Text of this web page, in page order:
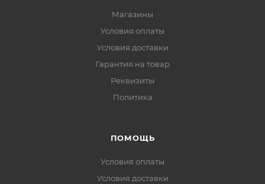
Магазины
Условия оплаты
Условия доставки
Гарантия на товар
Реквизиты
Политика
ПОМОЩЬ
Условия оплаты
Условия доставки